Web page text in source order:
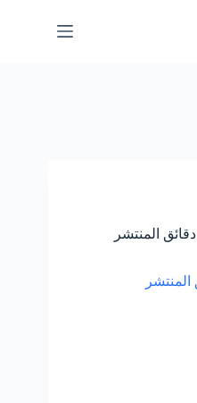
“نااااار” فيلم هدير عبدالرازق 9 دقائق المنتشر